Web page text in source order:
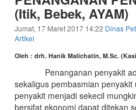
Situs
Resmi
Dinas
Peternakan
dan
Kesehatan
(Itik, Bebek, AYAM)
Jumat, 17 Maret 2017 14:22 Dinas
Artikel
Oleh : drh. Hanik Malichatin, M.Sc.
Penanganan penyakit
sekaligus pembasmian
penyakit menjadi sekecil
bersifat ekonomi dapat ditekan